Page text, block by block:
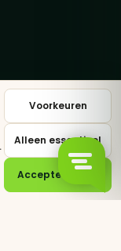
Voorkeuren
Alleen essentieel
Accepteer alles